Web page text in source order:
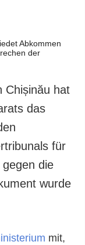
Chișinău hat
das
für
die
wurde
mit,